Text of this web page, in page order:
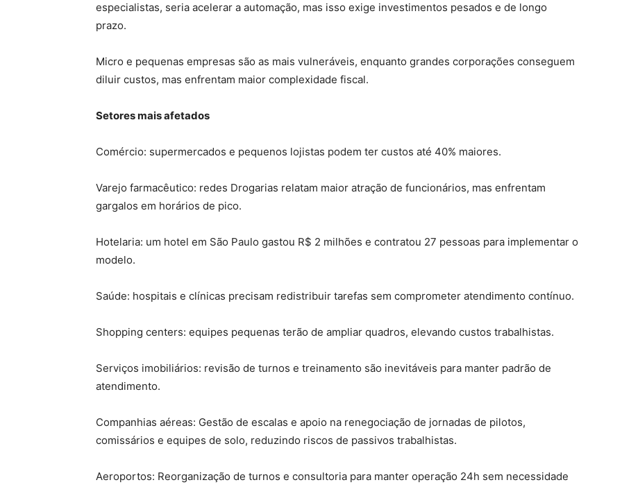
especialistas, seria acelerar a automação, mas isso exige investimentos pesados e de longo
prazo.
Micro e pequenas empresas são as mais vulneráveis, enquanto grandes corporações conseguem
diluir custos, mas enfrentam maior complexidade fiscal.
Setores mais afetados
Comércio: supermercados e pequenos lojistas podem ter custos até 40% maiores.
Varejo farmacêutico: redes Drogarias relatam maior atração de funcionários, mas enfrentam
gargalos em horários de pico.
Hotelaria: um hotel em São Paulo gastou R$ 2 milhões e contratou 27 pessoas para implementar o
modelo.
Saúde: hospitais e clínicas precisam redistribuir tarefas sem comprometer atendimento contínuo.
Shopping centers: equipes pequenas terão de ampliar quadros, elevando custos trabalhistas.
Serviços imobiliários: revisão de turnos e treinamento são inevitáveis para manter padrão de
atendimento.
Companhias aéreas: Gestão de escalas e apoio na renegociação de jornadas de pilotos,
comissários e equipes de solo, reduzindo riscos de passivos trabalhistas.
Aeroportos: Reorganização de turnos e consultoria para manter operação 24h sem necessidade